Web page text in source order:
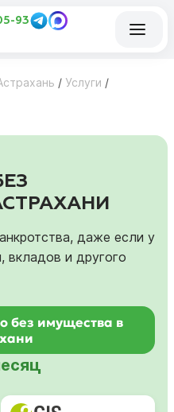
93
/ Услуги /
даже если у
вкладов и другого
без имущества в